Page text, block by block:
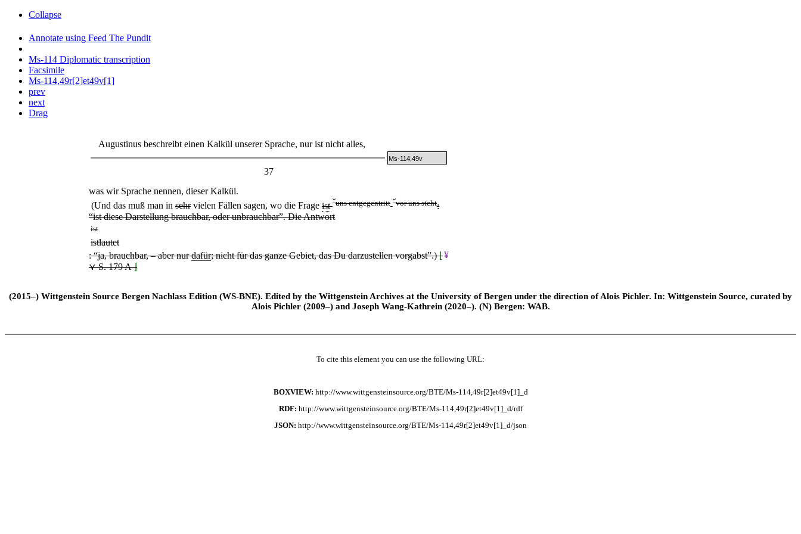
Collapse
Annotate using Feed The Pundit
Ms-114 Diplomatic transcription
Facsimile
Ms-114,49r[2]et49v[1]
prev
next
Drag
Augustinus beschreibt einen Kalkül unserer Sprache, nur ist nicht alles,
Ms-114,49v
37
was wir Sprache nennen, dieser Kalkül.
(Und das muß man in sehrvielen Fällen sagen, wo die Frage ist ˇuns entgegentritt ˇvor uns steht:
“ist diese Darstellung brauchbar, oder unbrauchbar”. Die Antwort
ist
istlautet
: “ja, brauchbar, – aber nurdafür; nicht für das ganze Gebiet, das Du darzustellen vorgabst”.) ¥
⌊
⋎ S. 179 A⌋
(2015–) Wittgenstein Source Bergen Nachlass Edition (WS-BNE). Edited by the Wittgenstein Archives at the University of Bergen under the direction of Alois Pichler. In: Wittgenstein Source, curated by
Alois Pichler (2009–) and Joseph Wang-Kathrein (2020–). (N) Bergen: WAB.
To cite this element you can use the following URL:
BOXVIEW: http://www.wittgensteinsource.org/BTE/Ms-114,49r[2]et49v[1]_d
RDF: http://www.wittgensteinsource.org/BTE/Ms-114,49r[2]et49v[1]_d/rdf
JSON: http://www.wittgensteinsource.org/BTE/Ms-114,49r[2]et49v[1]_d/json